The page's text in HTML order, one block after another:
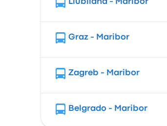
Liubliana - Maribor
Graz - Maribor
Zagreb - Maribor
Belgrado - Maribor